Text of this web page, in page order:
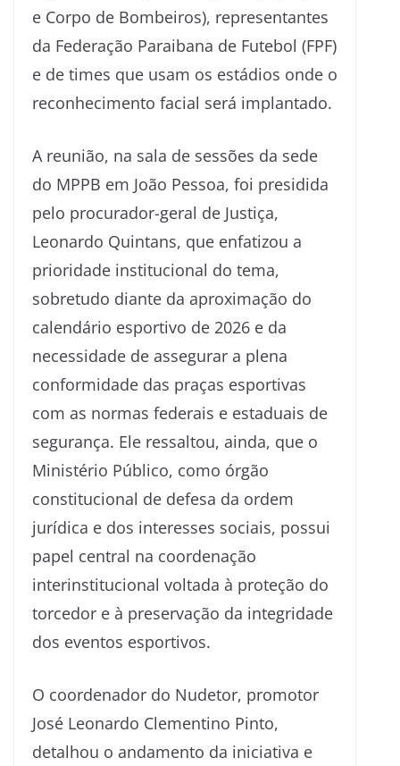
e Corpo de Bombeiros), representantes
da Federação Paraibana de Futebol (FPF)
e de times que usam os estádios onde o
reconhecimento facial será implantado.
A reunião, na sala de sessões da sede
do MPPB em João Pessoa, foi presidida
pelo procurador-geral de Justiça,
Leonardo Quintans, que enfatizou a
prioridade institucional do tema,
sobretudo diante da aproximação do
calendário esportivo de 2026 e da
necessidade de assegurar a plena
conformidade das praças esportivas
com as normas federais e estaduais de
segurança. Ele ressaltou, ainda, que o
Ministério Público, como órgão
constitucional de defesa da ordem
jurídica e dos interesses sociais, possui
papel central na coordenação
interinstitucional voltada à proteção do
torcedor e à preservação da integridade
dos eventos esportivos.
O coordenador do Nudetor, promotor
José Leonardo Clementino Pinto,
detalhou o andamento da iniciativa e